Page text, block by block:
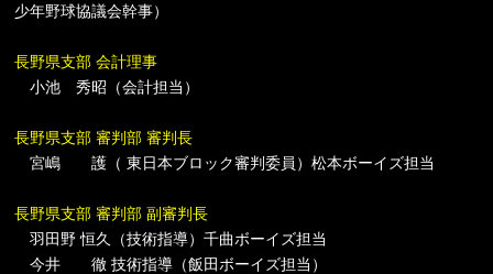
少年野球協議会幹事）
長野県支部 会計理事
小池 秀昭（会計担当）
長野県支部 審判部 審判長
宮嶋 護（ 東日本ブロック審判委員）松本ボーイズ担当
長野県支部 審判部 副審判長
羽田野 恒久（技術指導）千曲ボーイズ担当
今井 徹 技術指導（飯田ボーイズ担当）